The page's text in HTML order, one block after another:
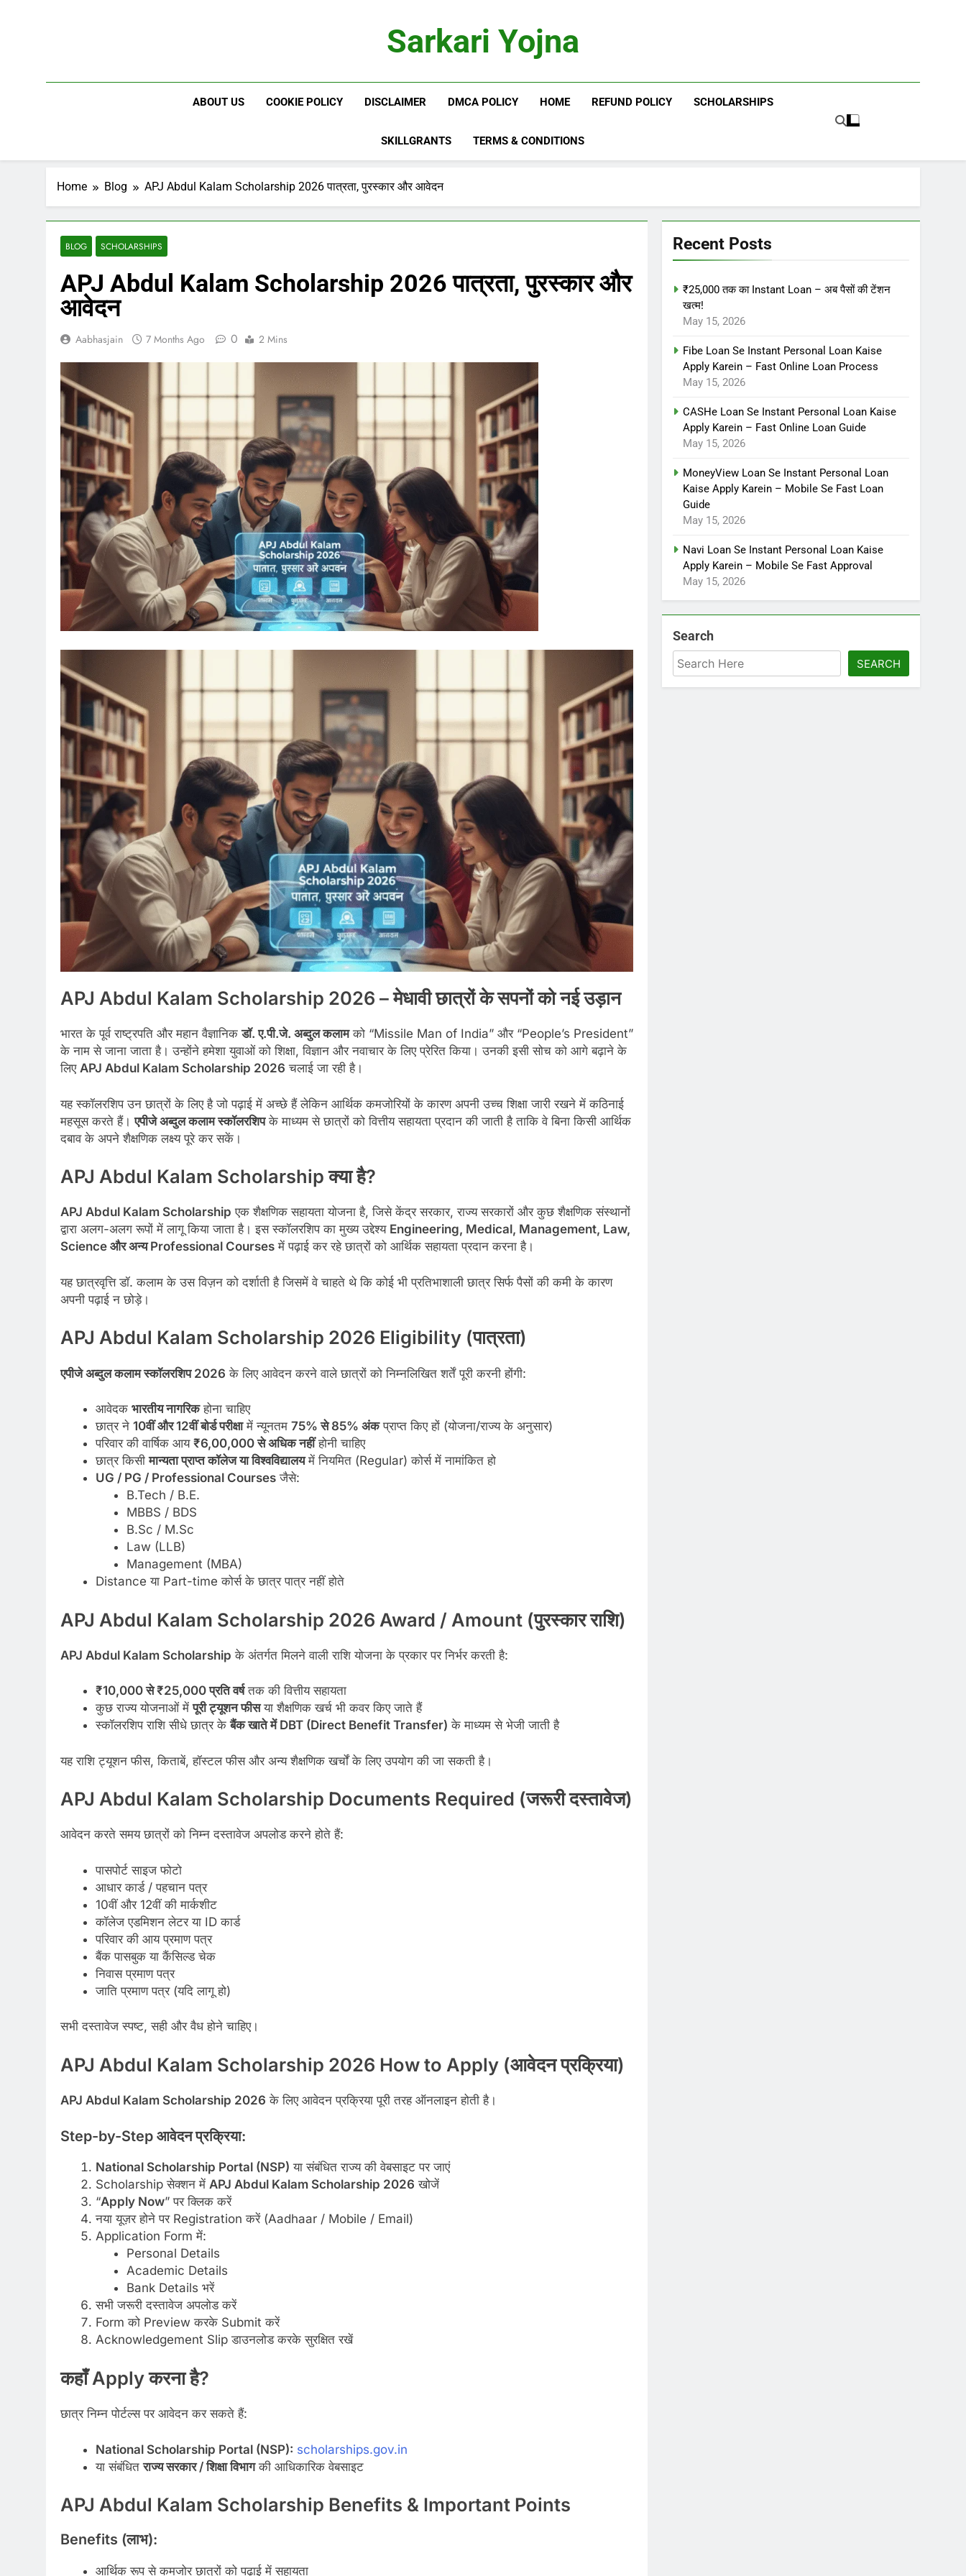
Sarkari Yojna
ABOUT US COOKIE POLICY DISCLAIMER DMCA POLICY HOME REFUND POLICY SCHOLARSHIPS
SKILLGRANTS TERMS & CONDITIONS
Home Blog APJ Abdul Kalam Scholarship 2026 पात्रता, पुरस्कार और आवेदन
BLOG SCHOLARSHIPS
APJ Abdul Kalam Scholarship 2026 पात्रता, पुरस्कार और
आवेदन
Aabhasjain 7 Months Ago 0 2 Mins
APJ Abdul Kalam Scholarship 2026 – मेधावी छात्रों के सपनों को नई उड़ान
भारत के पूर्व राष्ट्रपति और महान वैज्ञानिकडॉ. ए.पी.जे. अब्दुल कलामको “Missile Man of India” और “People’s President”
के नाम से जाना जाता है। उन्होंने हमेशा युवाओं को शिक्षा, विज्ञान और नवाचार के लिए प्रेरित किया। उनकी इसी सोच को आगे बढ़ाने के
लिए APJ Abdul Kalam Scholarship 2026 चलाई जा रही है।
यह स्कॉलरशिप उन छात्रों के लिए है जो पढ़ाई में अच्छे हैं लेकिन आर्थिक कमजोरियों के कारण अपनी उच्च शिक्षा जारी रखने में कठिनाई
महसूस करते हैं।एपीजे अब्दुल कलाम स्कॉलरशिपके माध्यम से छात्रों को वित्तीय सहायता प्रदान की जाती है ताकि वे बिना किसी आर्थिक
दबाव के अपने शैक्षणिक लक्ष्य पूरे कर सकें।
APJ Abdul Kalam Scholarship क्या है?
APJ Abdul Kalam Scholarship एक शैक्षणिक सहायता योजना है, जिसे केंद्र सरकार, राज्य सरकारों और कुछ शैक्षणिक संस्थानों
द्वारा अलग-अलग रूपों में लागू किया जाता है। इस स्कॉलरशिप का मुख्य उद्देश्य Engineering, Medical, Management, Law,
Science और अन्य Professional Courses में पढ़ाई कर रहे छात्रों को आर्थिक सहायता प्रदान करना है।
यह छात्रवृत्ति डॉ. कलाम के उस विज़न को दर्शाती है जिसमें वे चाहते थे कि कोई भी प्रतिभाशाली छात्र सिर्फ पैसों की कमी के कारण
अपनी पढ़ाई न छोड़े।
APJ Abdul Kalam Scholarship 2026 Eligibility (पात्रता)
एपीजे अब्दुल कलाम स्कॉलरशिप 2026 के लिए आवेदन करने वाले छात्रों को निम्नलिखित शर्तें पूरी करनी होंगी:
आवेदक भारतीय नागरिकहोना चाहिए
छात्र ने 10वीं और 12वीं बोर्ड परीक्षामें न्यूनतम 75% से 85% अंकप्राप्त किए हों (योजना/राज्य के अनुसार)
परिवार की वार्षिक आय ₹6,00,000 से अधिक नहींहोनी चाहिए
छात्र किसीमान्यता प्राप्त कॉलेज या विश्वविद्यालयमें नियमित (Regular) कोर्स में नामांकित हो
UG / PG / Professional Coursesजैसे:
B.Tech / B.E.
MBBS / BDS
B.Sc / M.Sc
Law (LLB)
Management (MBA)
Distance या Part-time कोर्स के छात्र पात्र नहीं होते
APJ Abdul Kalam Scholarship 2026 Award / Amount (पुरस्कार राशि)
APJ Abdul Kalam Scholarship के अंतर्गत मिलने वाली राशि योजना के प्रकार पर निर्भर करती है:
₹10,000 से ₹25,000 प्रति वर्षतक की वित्तीय सहायता
कुछ राज्य योजनाओं मेंपूरी ट्यूशन फीसया शैक्षणिक खर्च भी कवर किए जाते हैं
स्कॉलरशिप राशि सीधे छात्र केबैंक खाते में DBT (Direct Benefit Transfer) के माध्यम से भेजी जाती है
यह राशि ट्यूशन फीस, किताबें, हॉस्टल फीस और अन्य शैक्षणिक खर्चों के लिए उपयोग की जा सकती है।
APJ Abdul Kalam Scholarship Documents Required (जरूरी दस्तावेज)
आवेदन करते समय छात्रों को निम्न दस्तावेज अपलोड करने होते हैं:
पासपोर्ट साइज फोटो
आधार कार्ड / पहचान पत्र
10वीं और 12वीं की मार्कशीट
कॉलेज एडमिशन लेटर या ID कार्ड
परिवार की आय प्रमाण पत्र
बैंक पासबुक या कैंसिल्ड चेक
निवास प्रमाण पत्र
जाति प्रमाण पत्र (यदि लागू हो)
सभी दस्तावेज स्पष्ट, सही और वैध होने चाहिए।
APJ Abdul Kalam Scholarship 2026 How to Apply (आवेदन प्रक्रिया)
APJ Abdul Kalam Scholarship 2026 के लिए आवेदन प्रक्रिया पूरी तरह ऑनलाइन होती है।
Step-by-Step आवेदन प्रक्रिया:
National Scholarship Portal (NSP) या संबंधित राज्य की वेबसाइट पर जाएं
Scholarship सेक्शन में APJ Abdul Kalam Scholarship 2026 खोजें
“Apply Now” पर क्लिक करें
नया यूज़र होने पर Registration करें (Aadhaar / Mobile / Email)
Application Form में:
Personal Details
Academic Details
Bank Details भरें
सभी जरूरी दस्तावेज अपलोड करें
Form को Preview करके Submit करें
Acknowledgement Slip डाउनलोड करके सुरक्षित रखें
कहाँ Apply करना है?
छात्र निम्न पोर्टल्स पर आवेदन कर सकते हैं:
National Scholarship Portal (NSP): scholarships.gov.in
या संबंधितराज्य सरकार / शिक्षा विभागकी आधिकारिक वेबसाइट
APJ Abdul Kalam Scholarship Benefits & Important Points
Benefits (लाभ):
आर्थिक रूप से कमजोर छात्रों को पढ़ाई में सहायता
Recent Posts
₹25,000 तक का Instant Loan – अब पैसों की टेंशन
खत्म!
May 15, 2026
Fibe Loan Se Instant Personal Loan Kaise
Apply Karein – Fast Online Loan Process
May 15, 2026
CASHe Loan Se Instant Personal Loan Kaise
Apply Karein – Fast Online Loan Guide
May 15, 2026
MoneyView Loan Se Instant Personal Loan
Kaise Apply Karein – Mobile Se Fast Loan
Guide
May 15, 2026
Navi Loan Se Instant Personal Loan Kaise
Apply Karein – Mobile Se Fast Approval
May 15, 2026
Search
SEARCH